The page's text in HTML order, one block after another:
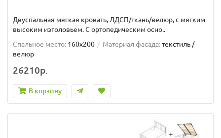
Двуспальная мягкая кровать, ЛДСП/ткань/велюр, с мягким
высоким изголовьем. C ортопедическим осно..
Спальное место: 160x200 Материал фасада:текстиль /
велюр
26210р.
В корзину